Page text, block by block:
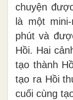
chuyện
là một
phút và
Hồi. Hai
tạo thành
tạo ra Hồi
cuối cùng